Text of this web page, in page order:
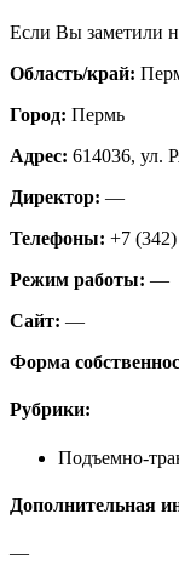
Если Вы заметили
Область/край:
Город: Пермь
Адрес: 614036, ул.
Директор: —
Телефоны: +7
Режим работы: —
Сайт: —
Форма
Рубрики:
Подъемно-
Дополнительная
—